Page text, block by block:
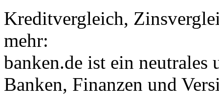
Kreditvergleich,
mehr:
banken.de ist ein neutrales
Banken, Finanzen und